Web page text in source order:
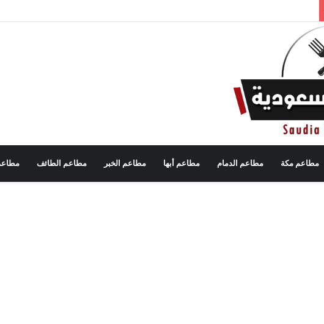
مطاعم مكة مطاعم الدمام مطاعم أبها مطاعم الخبر مطاعم الطائف